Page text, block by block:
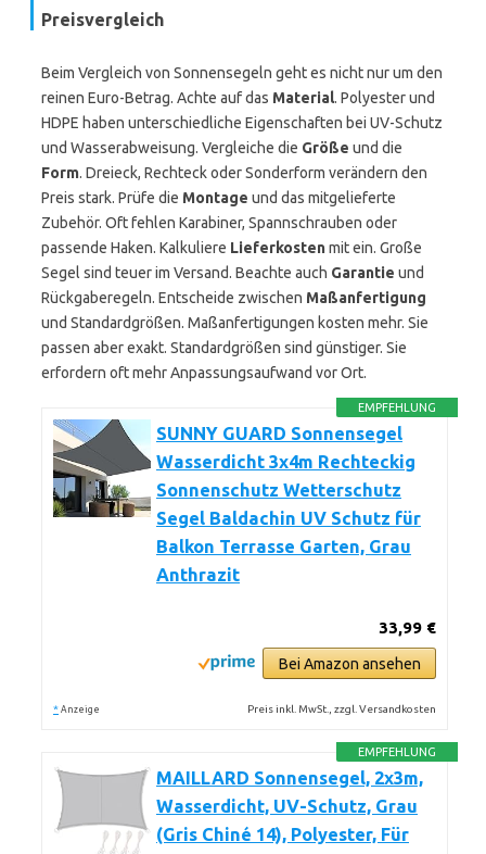
Preisvergleich
Beim Vergleich von Sonnensegeln geht es nicht nur um den
reinen Euro-Betrag. Achte auf das Material. Polyester und
HDPE haben unterschiedliche Eigenschaften bei UV-Schutz
und Wasserabweisung. Vergleiche die Größe und die
Form. Dreieck, Rechteck oder Sonderform verändern den
Preis stark. Prüfe die Montage und das mitgelieferte
Zubehör. Oft fehlen Karabiner, Spannschrauben oder
passende Haken. Kalkuliere Lieferkostenmit ein. Große
Segel sind teuer im Versand. Beachte auch Garantie und
Rückgaberegeln. Entscheide zwischen Maßanfertigung
und Standardgrößen. Maßanfertigungen kosten mehr. Sie
passen aber exakt. Standardgrößen sind günstiger. Sie
erfordern oft mehr Anpassungsaufwand vor Ort.
EMPFEHLUNG
SUNNY GUARD Sonnensegel
Wasserdicht 3x4m Rechteckig
Sonnenschutz Wetterschutz
Segel Baldachin UV Schutz für
Balkon Terrasse Garten, Grau
Anthrazit
33,99 €
Bei Amazon ansehen
* Anzeige Preis inkl. MwSt., zzgl. Versandkosten
EMPFEHLUNG
MAILLARD Sonnensegel, 2x3m,
Wasserdicht, UV-Schutz, Grau
(Gris Chiné 14), Polyester, Für